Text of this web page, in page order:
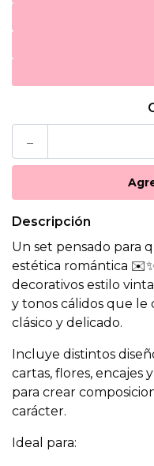
-
Descripción
Un set pensado para
estética romántica
decorativos estilo
y tonos cálidos que le
clásico y delicado.
Incluye distintos
cartas, flores, encajes
para crear
carácter.
Ideal para: